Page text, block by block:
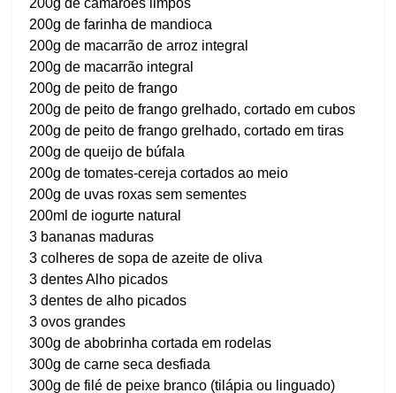
200g de camarões limpos
200g de farinha de mandioca
200g de macarrão de arroz integral
200g de macarrão integral
200g de peito de frango
200g de peito de frango grelhado, cortado em cubos
200g de peito de frango grelhado, cortado em tiras
200g de queijo de búfala
200g de tomates-cereja cortados ao meio
200g de uvas roxas sem sementes
200ml de iogurte natural
3 bananas maduras
3 colheres de sopa de azeite de oliva
3 dentes Alho picados
3 dentes de alho picados
3 ovos grandes
300g de abobrinha cortada em rodelas
300g de carne seca desfiada
300g de filé de peixe branco (tilápia ou linguado)